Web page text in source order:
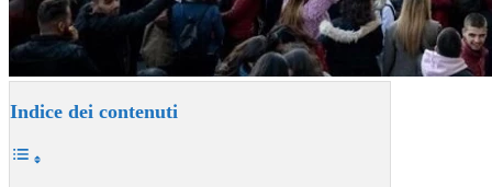
Indice dei contenuti